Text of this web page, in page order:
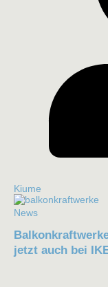
Kiume
News
jetzt auch bei